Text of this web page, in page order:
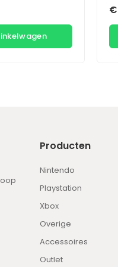
€
Producten
Nintendo
Playstation
Xbox
Overige
Accessoires
Outlet